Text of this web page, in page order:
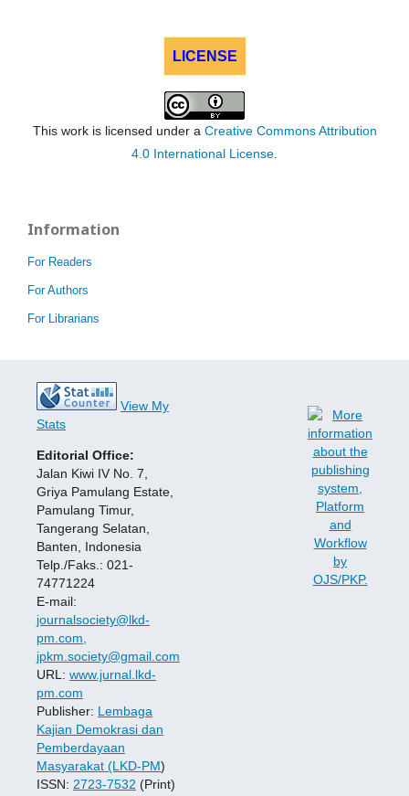
LICENSE
This work is licensed under a Creative Commons Attribution
4.0 International License
Information
For Readers
For Authors
For Librarians
View My
Stats
Editorial Office:
Jalan Kiwi IV No. 7,
Griya Pamulang Estate,
Pamulang Timur,
Tangerang Selatan,
Banten, Indonesia
Telp./Faks.: 021-
74771224
E-mail:
journalsociety@lkd-
pm.com,
jpkm.society@gmail.com
URL: www.jurnal.lkd-
pm.com
Publisher: Lembaga
Kajian Demokrasi dan
Pemberdayaan
Masyarakat (LKD-PM)
ISSN: 2723-7532 (Print)